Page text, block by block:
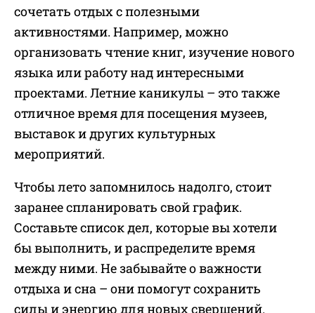
сочетать отдых с полезными
активностями. Например, можно
организовать чтение книг, изучение нового
языка или работу над интересными
проектами. Летние каникулы – это также
отличное время для посещения музеев,
выставок и других культурных
мероприятий.
Чтобы лето запомнилось надолго, стоит
заранее спланировать свой график.
Составьте список дел, которые вы хотели
бы выполнить, и распределите время
между ними. Не забывайте о важности
отдыха и сна – они помогут сохранить
силы и энергию для новых свершений.